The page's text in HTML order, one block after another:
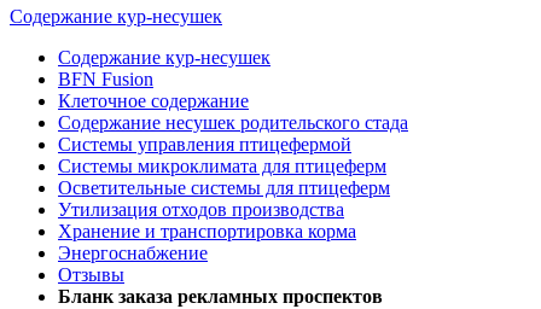
Содержание кур-несушек
Содержание кур-несушек
BFN Fusion
Клеточное содержание
Содержание несушек родительского стада
Системы управления птицефермой
Системы микроклимата для птицеферм
Осветительные системы для птицеферм
Утилизация отходов производства
Хранение и транспортировка корма
Энергоснабжение
Отзывы
Бланк заказа рекламных проспектов